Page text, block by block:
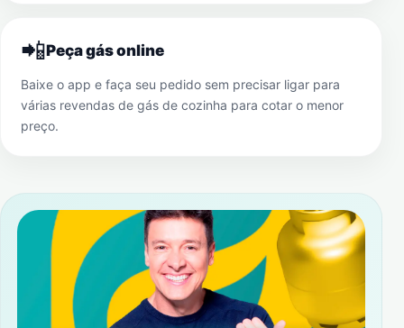
📲Peça gás online
Baixe o app e faça seu pedido sem precisar ligar para
várias revendas de gás de cozinha para cotar o menor
preço.